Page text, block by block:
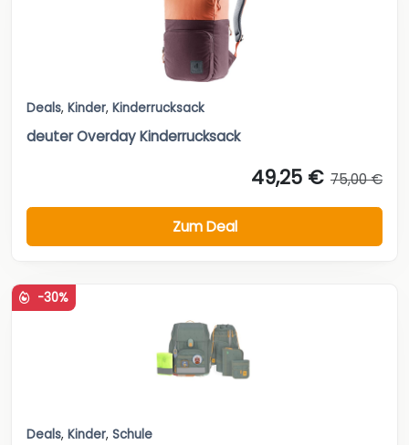
Deals, Kinder, Kinderrucksack
deuter Overday Kinderrucksack
49,25 € 75,00 €
Zum Deal
-30%
Deals, Kinder, Schule